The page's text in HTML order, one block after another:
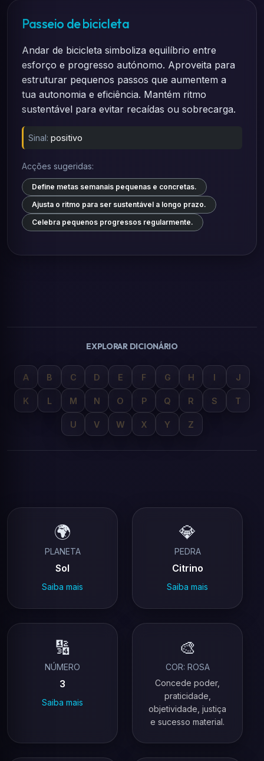
Passeio de bicicleta
Andar de bicicleta simboliza equilíbrio entre
esforço e progresso autónomo. Aproveita para
estruturar pequenos passos que aumentem a
tua autonomia e eficiência. Mantém ritmo
sustentável para evitar recaídas ou sobrecarga.
Sinal: positivo
Acções sugeridas:
Define metas semanais pequenas e concretas.
Ajusta o ritmo para ser sustentável a longo prazo.
Celebra pequenos progressos regularmente.
EXPLORAR DICIONÁRIO
A B C D E F G H I J
K L M N O P Q R S T
U V W X Y Z
🌍
PLANETA
Sol
Saiba mais
💎
PEDRA
Citrino
Saiba mais
🔢
NÚMERO
3
Saiba mais
🎨
COR: ROSA
Concede poder,
praticidade,
objetividade, justiça
e sucesso material.